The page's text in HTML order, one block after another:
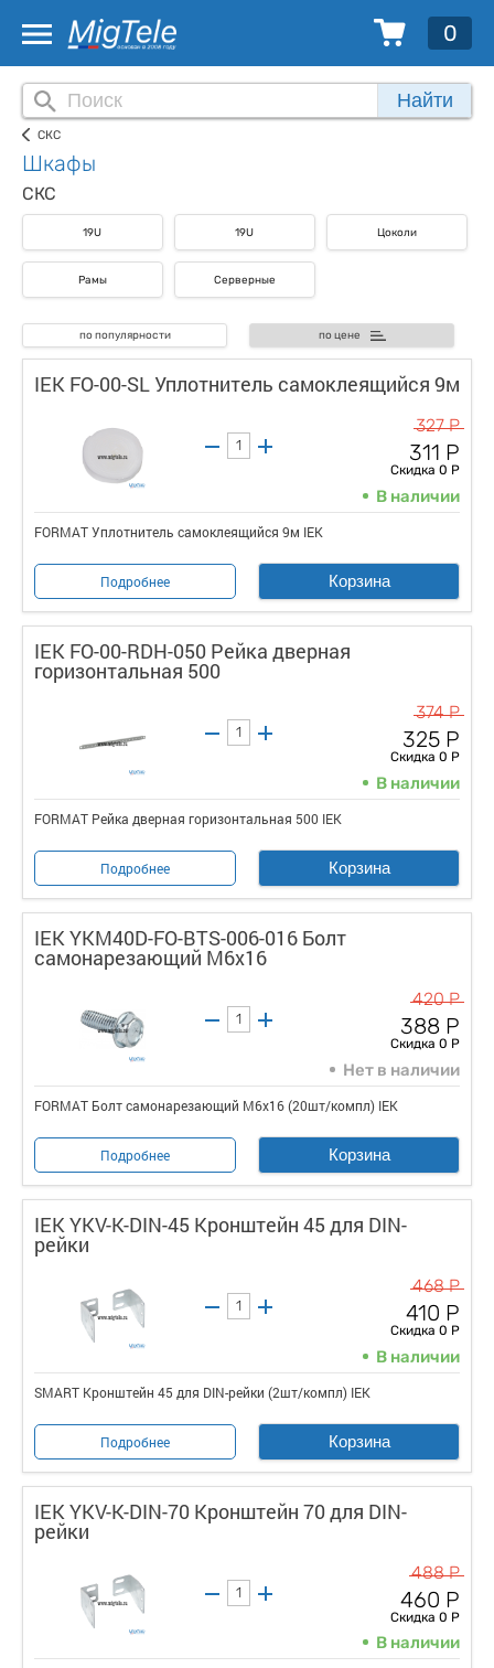
0
Найти
СКС
Шкафы
СКС
19U 19U Цоколи
Рамы Серверные
по популярности по цене
IEK FO-00-SL Уплотнитель самоклеящийся 9м
327 Р
311 Р
Скидка 0 Р
В наличии
FORMAT Уплотнитель самоклеящийся 9м IEK
Подробнее Корзина
IEK FO-00-RDH-050 Рейка дверная
горизонтальная 500
374 Р
325 Р
Скидка 0 Р
В наличии
FORMAT Рейка дверная горизонтальная 500 IEK
Подробнее Корзина
IEK YKM40D-FO-BTS-006-016 Болт
самонарезающий М6х16
420 Р
388 Р
Скидка 0 Р
Нет в наличии
FORMAT Болт самонарезающий М6х16 (20шт/компл) IEK
Подробнее Корзина
IEK YKV-K-DIN-45 Кронштейн 45 для DIN-
рейки
468 Р
410 Р
Скидка 0 Р
В наличии
SMART Кронштейн 45 для DIN-рейки (2шт/компл) IEK
Подробнее Корзина
IEK YKV-K-DIN-70 Кронштейн 70 для DIN-
рейки
488 Р
460 Р
Скидка 0 Р
В наличии